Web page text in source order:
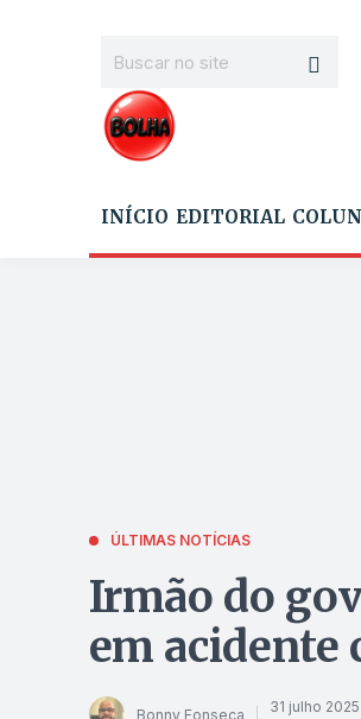
INÍCIO EDITORIAL
ÚLTIMAS NOTÍCIAS
Irmão do
em
Bonny Fonseca 31 julho